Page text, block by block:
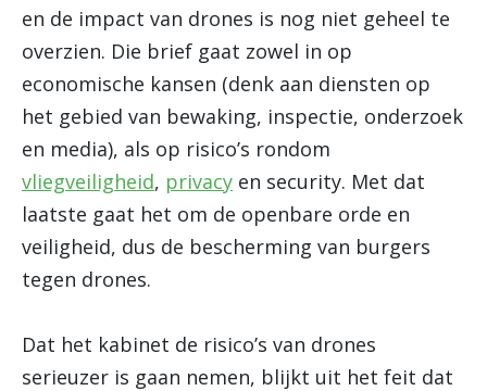
en de impact van drones is nog niet geheel te
overzien. Die brief gaat zowel in op
economische kansen (denk aan diensten op
het gebied van bewaking, inspectie, onderzoek
en media), als op risico’s rondom
vliegveiligheid, privacy en security. Met dat
laatste gaat het om de openbare orde en
veiligheid, dus de bescherming van burgers
tegen drones.
Dat het kabinet de risico’s van drones
serieuzer is gaan nemen, blijkt uit het feit dat